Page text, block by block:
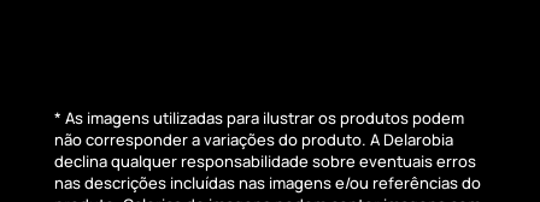
* As imagens utilizadas para ilustrar os produtos podem
não corresponder a variações do produto. A Delarobia
declina qualquer responsabilidade sobre eventuais erros
nas descrições incluídas nas imagens e/ou referências do